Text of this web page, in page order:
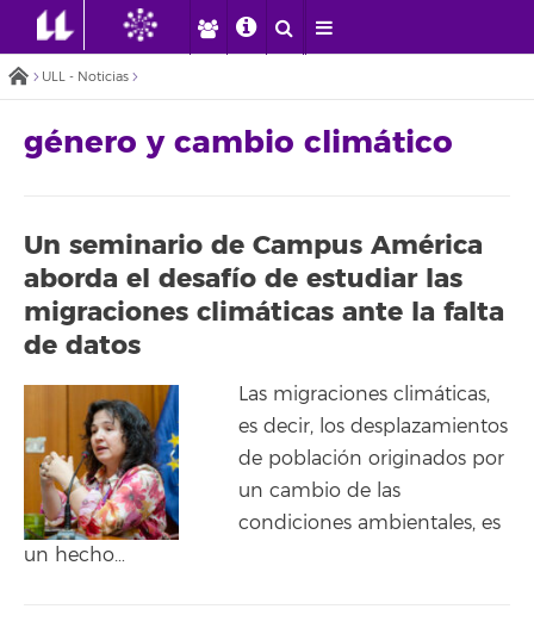
ULL - Noticias
género y cambio climático
Un seminario de Campus América
aborda el desafío de estudiar las
migraciones climáticas ante la falta
de datos
Las migraciones climáticas,
es decir, los desplazamientos
de población originados por
un cambio de las
condiciones ambientales, es
un hecho…